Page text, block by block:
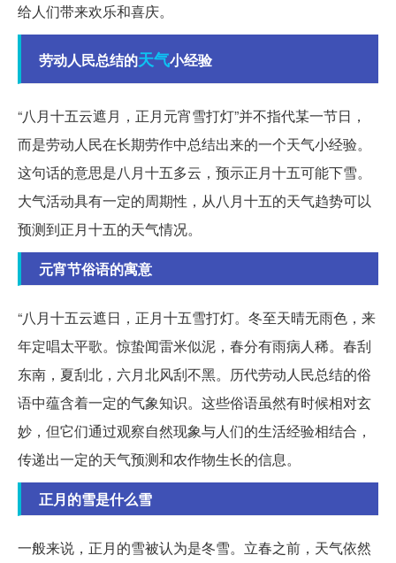
给人们带来欢乐和喜庆。
劳动人民总结的天气小经验
“八月十五云遮月，正月元宵雪打灯”并不指代某一节日，
而是劳动人民在长期劳作中总结出来的一个天气小经验。
这句话的意思是八月十五多云，预示正月十五可能下雪。
大气活动具有一定的周期性，从八月十五的天气趋势可以
预测到正月十五的天气情况。
元宵节俗语的寓意
“八月十五云遮日，正月十五雪打灯。冬至天晴无雨色，来
年定唱太平歌。惊蛰闻雷米似泥，春分有雨病人稀。春刮
东南，夏刮北，六月北风刮不黑。历代劳动人民总结的俗
语中蕴含着一定的气象知识。这些俗语虽然有时候相对玄
妙，但它们通过观察自然现象与人们的生活经验相结合，
传递出一定的天气预测和农作物生长的信息。
正月的雪是什么雪
一般来说，正月的雪被认为是冬雪。立春之前，天气依然